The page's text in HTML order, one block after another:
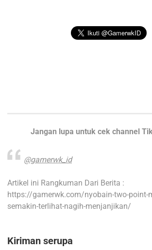
Jangan lupa untuk cek channel
@gamerwk_id
Artikel ini Rangkuman Dari Berita :
https://gamerwk.com/nyobain-two-point-
semakin-terlihat-nagih-menjanjikan/
Kiriman serupa